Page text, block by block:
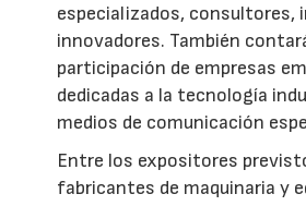
especializados, consultores,
innovadores. También
participación de empresas
dedicadas a la tecnología
medios de comunicación
Entre los expositores
fabricantes de maquinaria y